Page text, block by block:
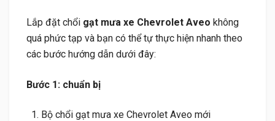
Lắp đặt chổi gạt mưa xe Chevrolet Aveo không
quá phức tạp và bạn có thể tự thực hiện nhanh theo
các bước hướng dẫn dưới đây:
Bước 1: chuẩn bị
Bộ chổi gạt mưa xe Chevrolet Aveo mới